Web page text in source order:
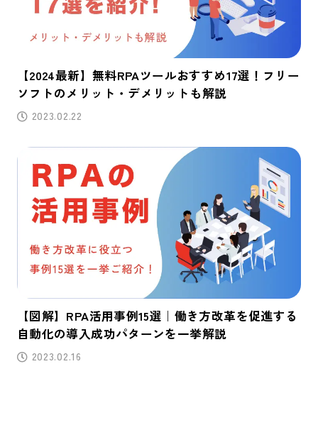
【2024最新】無料RPAツールおすすめ17選！フリー
ソフトのメリット・デメリットも解説
2023.02.22
【図解】RPA活用事例15選｜働き方改革を促進する
自動化の導入成功パターンを一挙解説
2023.02.16